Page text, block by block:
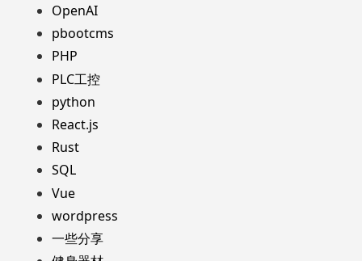
OpenAI
pbootcms
PHP
PLC工控
python
React.js
Rust
SQL
Vue
wordpress
一些分享